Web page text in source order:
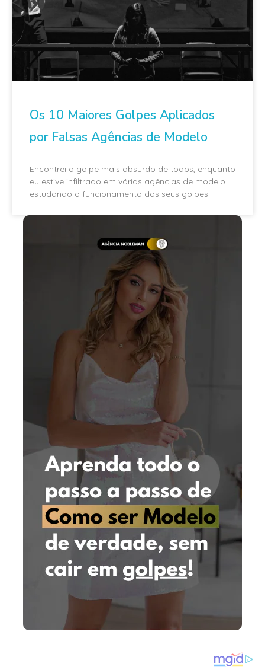
Os 10 Maiores Golpes Aplicados
por Falsas Agências de Modelo
Encontrei o golpe mais absurdo de todos, enquanto
eu estive infiltrado em várias agências de modelo
estudando o funcionamento dos seus golpes